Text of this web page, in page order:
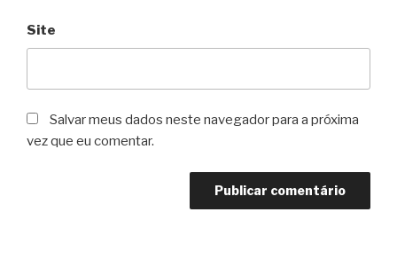
Site
Salvar meus dados neste navegador para a próxima
vez que eu comentar.